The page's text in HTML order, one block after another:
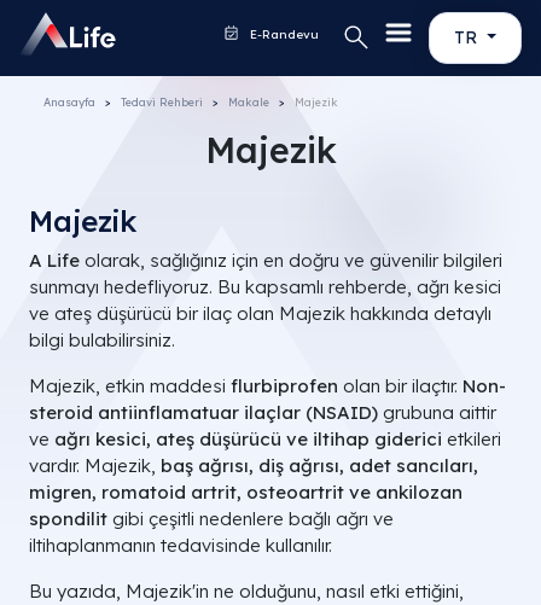
TR
E-Randevu
Anasayfa Tedavi Rehberi Makale Majezik
Majezik
Majezik
A Life olarak, sağlığınız için en doğru ve güvenilir bilgileri
sunmayı hedefliyoruz. Bu kapsamlı rehberde, ağrı kesici
ve ateş düşürücü bir ilaç olan Majezik hakkında detaylı
bilgi bulabilirsiniz.
Majezik, etkin maddesi flurbiprofen olan bir ilaçtır. Non-
steroid antiinflamatuar ilaçlar (NSAID) grubuna aittir
ve ağrı kesici, ateş düşürücü ve iltihap giderici etkileri
vardır. Majezik, baş ağrısı, diş ağrısı, adet sancıları,
migren, romatoid artrit, osteoartrit ve ankilozan
spondilit gibi çeşitli nedenlere bağlı ağrı ve
iltihaplanmanın tedavisinde kullanılır.
Bu yazıda, Majezik'in ne olduğunu, nasıl etki ettiğini,